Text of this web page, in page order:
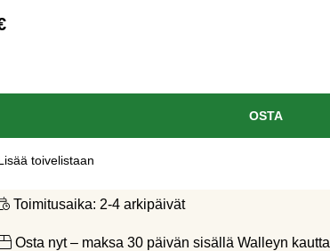
OSTA
toivelistaan
Toimitusaika: 2-4 arkipäivät
Osta nyt – maksa 30 päivän sisällä Walleyn kautta